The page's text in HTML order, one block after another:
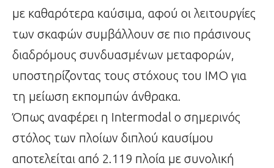
με καθαρότερα καύσιμα, αφού οι λειτουργίες
των σκαφών συμβάλλουν σε πιο πράσινους
διαδρόμους συνδυασμένων μεταφορών,
υποστηρίζοντας τους στόχους του ΙΜΟ για
τη μείωση εκπομπών άνθρακα.
Όπως αναφέρει η Intermodal ο σημερινός
στόλος των πλοίων διπλού καυσίμου
αποτελείται από 2.119 πλοία με συνολική